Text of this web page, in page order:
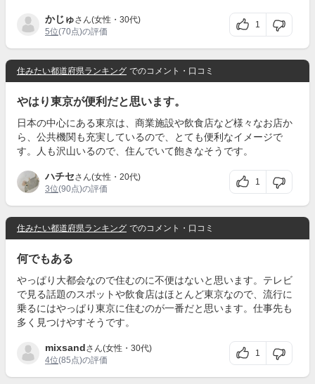
かじゅさん(女性・30代)
5位(70点)の評価
1
住みたい都道府県ランキング でのコメント・口コミ
やはり東京が便利だと思います。
日本の中心にある東京は、商業施設や飲食店など様々なお店か
ら、公共機関も充実しているので、とても便利なイメージで
す。人も沢山いるので、住んでいて飽きなそうです。
ハチセさん(女性・20代)
3位(90点)の評価
1
住みたい都道府県ランキング でのコメント・口コミ
何でもある
やっぱり大都会なので住むのに不便はないと思います。テレビ
で見る話題のスポットや飲食店はほとんど東京なので、流行に
乗るにはやっぱり東京に住むのが一番だと思います。仕事先も
多く見つけやすそうです。
mixsandさん(女性・30代)
4位(85点)の評価
1